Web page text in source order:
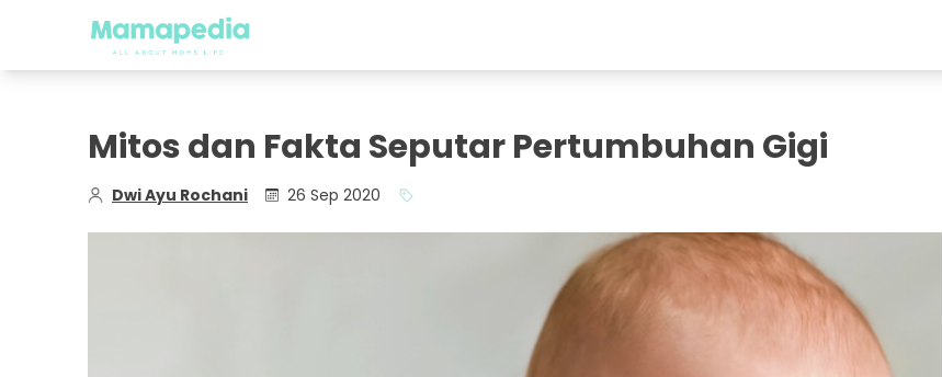
Mitos dan Fakta Seputar Pertumbuhan Gigi
Dwi Ayu Rochani 26 Sep 2020